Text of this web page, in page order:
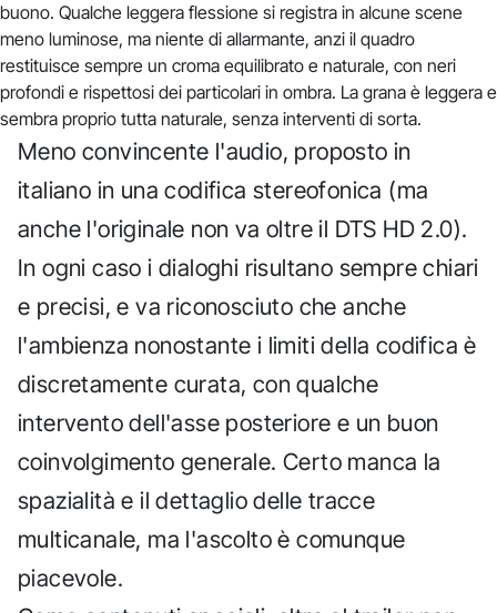
buono. Qualche leggera flessione si registra in alcune scene
meno luminose, ma niente di allarmante, anzi il quadro
restituisce sempre un croma equilibrato e naturale, con neri
profondi e rispettosi dei particolari in ombra. La grana è leggera e
sembra proprio tutta naturale, senza interventi di sorta.
Meno convincente l'audio, proposto in
italiano in una codifica stereofonica (ma
anche l'originale non va oltre il DTS HD 2.0).
In ogni caso i dialoghi risultano sempre chiari
e precisi, e va riconosciuto che anche
l'ambienza nonostante i limiti della codifica è
discretamente curata, con qualche
intervento dell'asse posteriore e un buon
coinvolgimento generale. Certo manca la
spazialità e il dettaglio delle tracce
multicanale, ma l'ascolto è comunque
piacevole.